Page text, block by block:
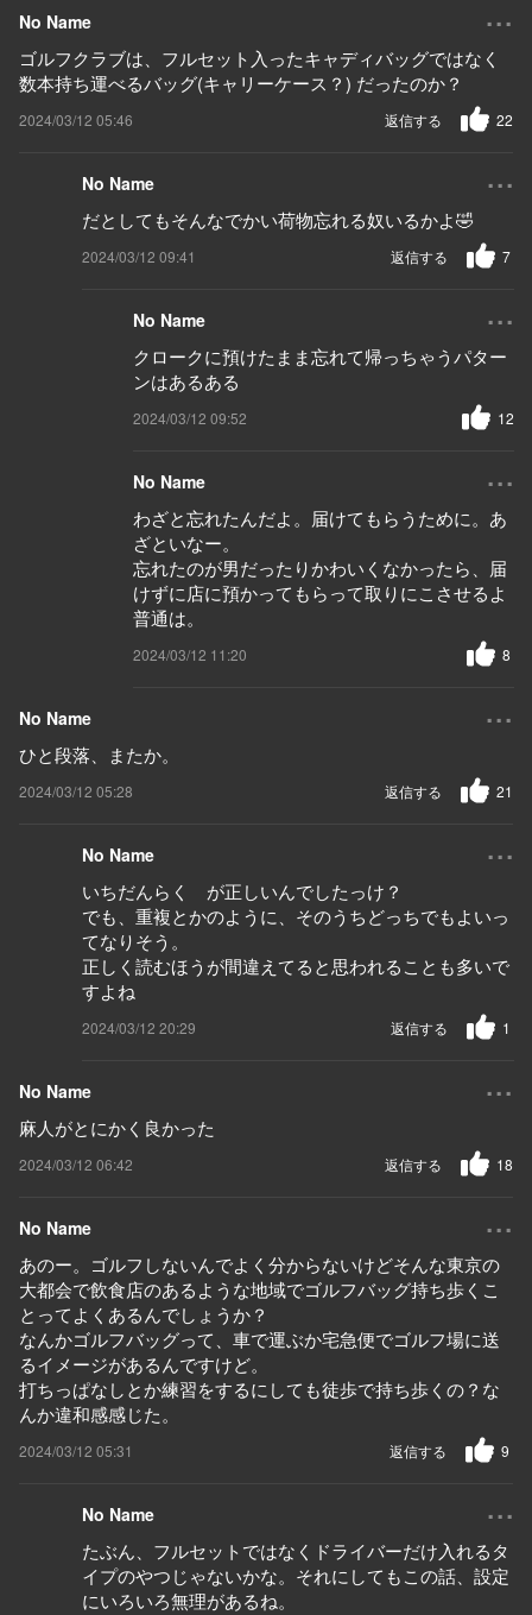
No Name ...
ゴルフクラブは、フルセット入ったキャディバッグではなく
数本持ち運べるバッグ(キャリーケース？) だったのか？
2024/03/12 05:46 22
返信する
No Name ...
だとしてもそんなでかい荷物忘れる奴いるかよ🤣
2024/03/12 09:41 7
返信する
No Name ...
クロークに預けたまま忘れて帰っちゃうパター
ンはあるある
2024/03/12 09:52 12
No Name ...
わざと忘れたんだよ。届けてもらうために。あ
ざといなー。
忘れたのが男だったりかわいくなかったら、届
けずに店に預かってもらって取りにこさせるよ
普通は。
2024/03/12 11:20 8
No Name ...
ひと段落、またか。
2024/03/12 05:28 21
返信する
No Name ...
いちだんらく が正しいんでしたっけ？
でも、重複とかのように、そのうちどっちでもよいっ
てなりそう。
正しく読むほうが間違えてると思われることも多いで
すよね
2024/03/12 20:29 1
返信する
No Name ...
麻人がとにかく良かった
2024/03/12 06:42 18
返信する
No Name ...
あのー。ゴルフしないんでよく分からないけどそんな東京の
大都会で飲食店のあるような地域でゴルフバッグ持ち歩くこ
とってよくあるんでしょうか？
なんかゴルフバッグって、車で運ぶか宅急便でゴルフ場に送
るイメージがあるんですけど。
打ちっぱなしとか練習をするにしても徒歩で持ち歩くの？な
んか違和感感じた。
2024/03/12 05:31 9
返信する
No Name ...
たぶん、フルセットではなくドライバーだけ入れるタ
イプのやつじゃないかな。それにしてもこの話、設定
にいろいろ無理があるね。